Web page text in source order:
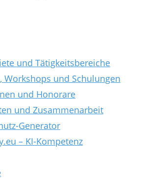
und Tätigkeitsbereiche
Workshops und Schulungen
und Honorare
und Zusammenarbeit
Generator
– KI-Kompetenz